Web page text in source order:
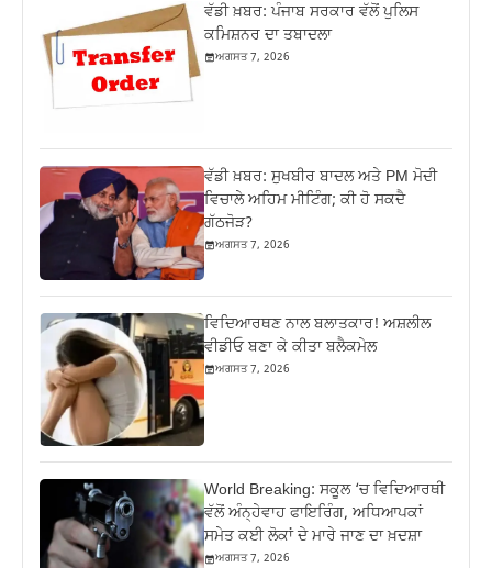
ਵੱਡੀ ਖ਼ਬਰ: ਪੰਜਾਬ ਸਰਕਾਰ ਵੱਲੋਂ ਪੁਲਿਸ
ਕਮਿਸ਼ਨਰ ਦਾ ਤਬਾਦਲਾ
ਅਗਸਤ 7, 2026
ਵੱਡੀ ਖ਼ਬਰ: ਸੁਖਬੀਰ ਬਾਦਲ ਅਤੇ PM ਮੋਦੀ
ਵਿਚਾਲੇ ਅਹਿਮ ਮੀਟਿੰਗ; ਕੀ ਹੋ ਸਕਦੈ
ਗੱਠਜੋੜ?
ਅਗਸਤ 7, 2026
ਵਿਦਿਆਰਥਣ ਨਾਲ ਬਲਾਤਕਾਰ! ਅਸ਼ਲੀਲ
ਵੀਡੀਓ ਬਣਾ ਕੇ ਕੀਤਾ ਬਲੈਕਮੇਲ
ਅਗਸਤ 7, 2026
World Breaking: ਸਕੂਲ ‘ਚ ਵਿਦਿਆਰਥੀ
ਵੱਲੋਂ ਅੰਨ੍ਹੇਵਾਹ ਫਾਇਰਿੰਗ, ਅਧਿਆਪਕਾਂ
ਸਮੇਤ ਕਈ ਲੋਕਾਂ ਦੇ ਮਾਰੇ ਜਾਣ ਦਾ ਖ਼ਦਸ਼ਾ
ਅਗਸਤ 7, 2026